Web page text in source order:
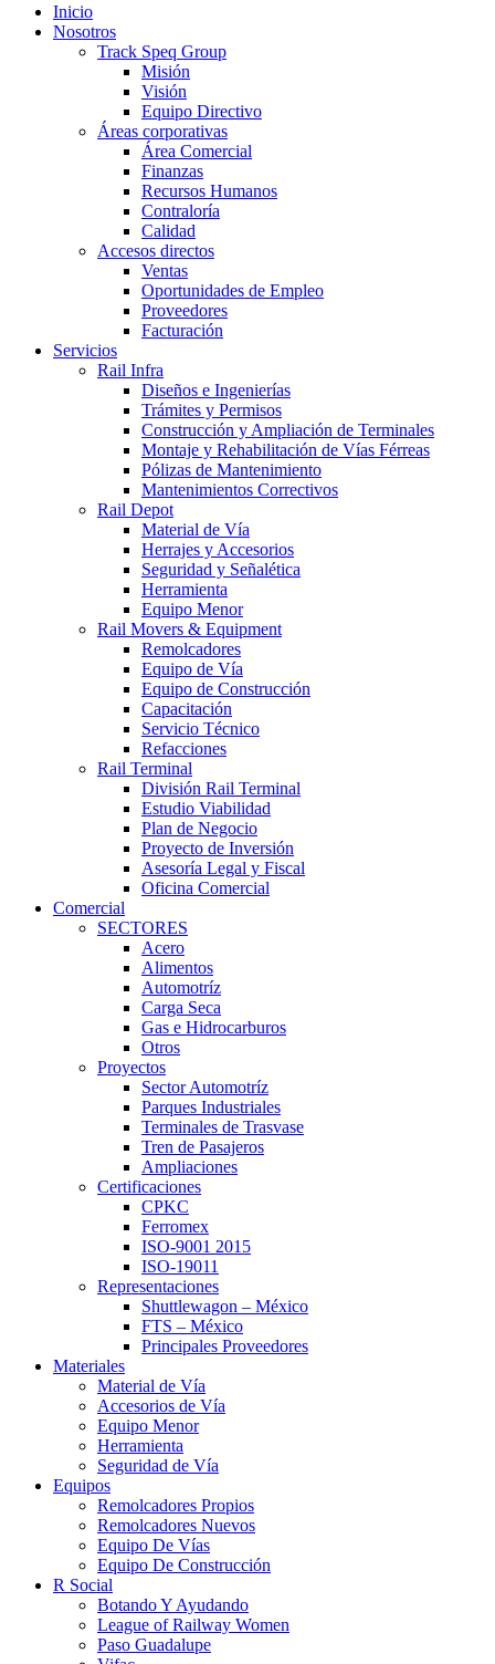
Inicio
Nosotros
Track Speq Group
Misión
Visión
Equipo Directivo
Áreas corporativas
Área Comercial
Finanzas
Recursos Humanos
Contraloría
Calidad
Accesos directos
Ventas
Oportunidades de Empleo
Proveedores
Facturación
Servicios
Rail Infra
Diseños e Ingenierías
Trámites y Permisos
Construcción y Ampliación de Terminales
Montaje y Rehabilitación de Vías Férreas
Pólizas de Mantenimiento
Mantenimientos Correctivos
Rail Depot
Material de Vía
Herrajes y Accesorios
Seguridad y Señalética
Herramienta
Equipo Menor
Rail Movers & Equipment
Remolcadores
Equipo de Vía
Equipo de Construcción
Capacitación
Servicio Técnico
Refacciones
Rail Terminal
División Rail Terminal
Estudio Viabilidad
Plan de Negocio
Proyecto de Inversión
Asesoría Legal y Fiscal
Oficina Comercial
Comercial
SECTORES
Acero
Alimentos
Automotríz
Carga Seca
Gas e Hidrocarburos
Otros
Proyectos
Sector Automotríz
Parques Industriales
Terminales de Trasvase
Tren de Pasajeros
Ampliaciones
Certificaciones
CPKC
Ferromex
ISO-9001 2015
ISO-19011
Representaciones
Shuttlewagon – México
FTS – México
Principales Proveedores
Materiales
Material de Vía
Accesorios de Vía
Equipo Menor
Herramienta
Seguridad de Vía
Equipos
Remolcadores Propios
Remolcadores Nuevos
Equipo De Vías
Equipo De Construcción
R Social
Botando Y Ayudando
League of Railway Women
Paso Guadalupe